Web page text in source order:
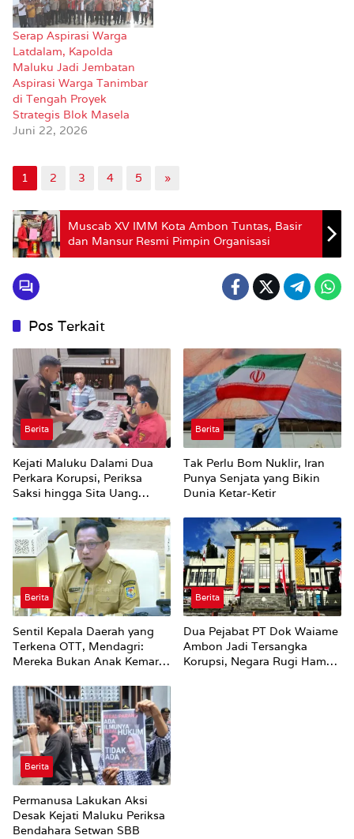
Serap Aspirasi Warga
Latdalam, Kapolda
Maluku Jadi Jembatan
Aspirasi Warga Tanimbar
di Tengah Proyek
Strategis Blok Masela
Juni 22, 2026
1 2 3 4 5 »
Muscab XV IMM Kota Ambon Tuntas, Basir
dan Mansur Resmi Pimpin Organisasi
Pos Terkait
Berita
Kejati Maluku Dalami Dua
Perkara Korupsi, Periksa
Saksi hingga Sita Uang
Berita
Tak Perlu Bom Nuklir, Iran
Punya Senjata yang Bikin
Dunia Ketar-Ketir
Berita
Sentil Kepala Daerah yang
Terkena OTT, Mendagri:
Mereka Bukan Anak Kemarin
Berita
Dua Pejabat PT Dok Waiame
Ambon Jadi Tersangka
Korupsi, Negara Rugi Hampir
Berita
Permanusa Lakukan Aksi
Desak Kejati Maluku Periksa
Bendahara Setwan SBB